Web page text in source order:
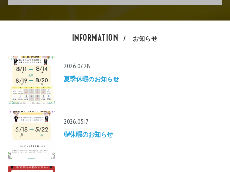
INFORMATION / お知らせ
2026.07.28
夏季休暇のお知らせ
2026.05.17
GW休暇のお知らせ